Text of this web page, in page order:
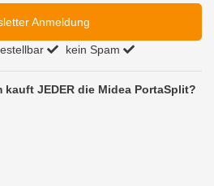
Anmeldung
kein Spam
kauft JEDER die Midea PortaSplit?